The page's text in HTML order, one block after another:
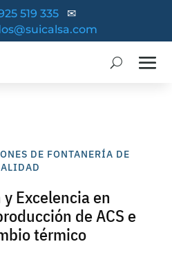
519 335 ✉
DE FONTANERÍA DE
Excelencia en
de ACS e
térmico